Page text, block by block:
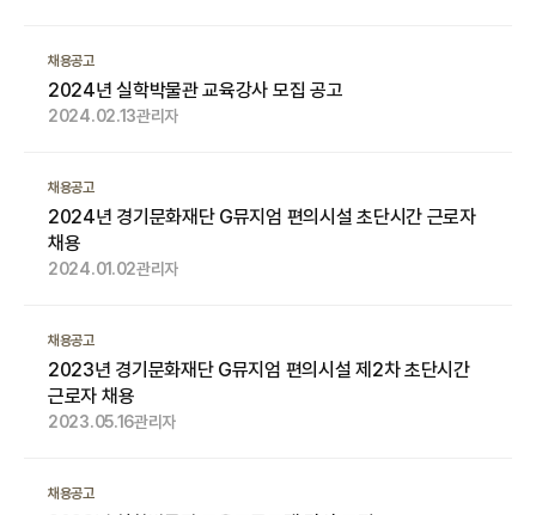
채용공고
2024년 실학박물관 교육강사 모집 공고
2024.02.13관리자
채용공고
2024년 경기문화재단 G뮤지엄 편의시설 초단시간 근로자
채용
2024.01.02관리자
채용공고
2023년 경기문화재단 G뮤지엄 편의시설 제2차 초단시간
근로자 채용
2023.05.16관리자
채용공고